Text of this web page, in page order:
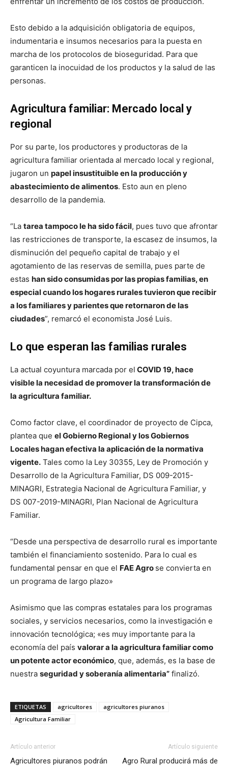
Esto debido a la adquisición obligatoria de equipos,
indumentaria e insumos necesarios para la puesta en
marcha de los protocolos de bioseguridad. Para que
garanticen la inocuidad de los productos y la salud de las
personas.
Agricultura familiar: Mercado local y
regional
Por su parte, los productores y productoras de la
agricultura familiar orientada al mercado local y regional,
jugaron un papel insustituible en la producción y
abastecimiento de alimentos. Esto aun en pleno
desarrollo de la pandemia.
“La tarea tampoco le ha sido fácil, pues tuvo que afrontar
las restricciones de transporte, la escasez de insumos, la
disminución del pequeño capital de trabajo y el
agotamiento de las reservas de semilla, pues parte de
estas han sido consumidas por las propias familias, en
especial cuando los hogares rurales tuvieron que recibir
a los familiares y parientes que retornaron de las
ciudades”, remarcó el economista José Luis.
Lo que esperan las familias rurales
La actual coyuntura marcada por el COVID 19, hace
visible la necesidad de promover la transformación de
la agricultura familiar.
Como factor clave, el coordinador de proyecto de Cipca,
plantea que el Gobierno Regional y los Gobiernos
Locales hagan efectiva la aplicación de la normativa
vigente. Tales como la Ley 30355, Ley de Promoción y
Desarrollo de la Agricultura Familiar, DS 009-2015-
MINAGRI, Estrategia Nacional de Agricultura Familiar, y
DS 007-2019-MINAGRI, Plan Nacional de Agricultura
Familiar.
“Desde una perspectiva de desarrollo rural es importante
también el financiamiento sostenido. Para lo cual es
fundamental pensar en que el FAE Agro se convierta en
un programa de largo plazo»
Asimismo que las compras estatales para los programas
sociales, y servicios necesarios, como la investigación e
innovación tecnológica; «es muy importante para la
economía del país valorar a la agricultura familiar como
un potente actor económico, que, además, es la base de
nuestra seguridad y soberanía alimentaria” finalizó.
ETIQUETAS agricultores
agricultores piuranos
Agricultura Familiar
Artículo anterior
Agricultores piuranos podrán
Artículo siguiente
Agro Rural producirá más de